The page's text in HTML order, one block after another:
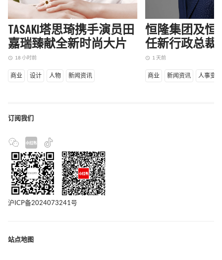
TASAKI塔思琦携手演员田
嘉瑞臻献全新时尚大片
access_time 18 小时前
商业 设计 人物 新闻资讯
恒隆集团及恒
任新行政总裁
access_time 1 天前
商业 新闻资讯 人事变动
订阅我们
沪ICP备2024073241号
站点地图